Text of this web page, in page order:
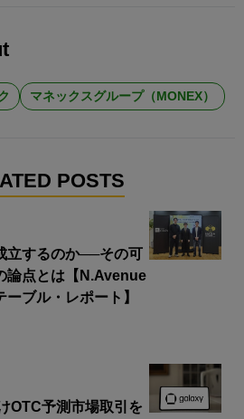
マネックスグループ（MONEX）
POSTS
立するのか──その可
論点とは【N.Avenue
ブル・レポート】
OTC予測市場取引を